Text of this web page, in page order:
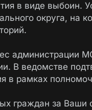
в виде выбоин.
округа,
администрации
В ведомстве
в рамках
граждан за